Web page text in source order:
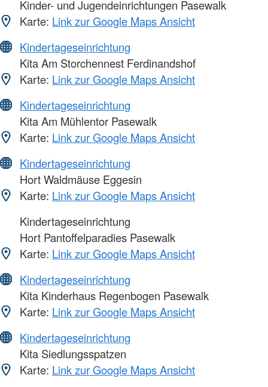
Kinder- und Jugendeinrichtungen Pasewalk
Karte: Link zur Google Maps Ansicht
Kindertageseinrichtung
Kita Am Storchennest Ferdinandshof
Karte: Link zur Google Maps Ansicht
Kindertageseinrichtung
Kita Am Mühlentor Pasewalk
Karte: Link zur Google Maps Ansicht
Kindertageseinrichtung
Hort Waldmäuse Eggesin
Karte: Link zur Google Maps Ansicht
Kindertageseinrichtung
Hort Pantoffelparadies Pasewalk
Karte: Link zur Google Maps Ansicht
Kindertageseinrichtung
Kita Kinderhaus Regenbogen Pasewalk
Karte: Link zur Google Maps Ansicht
Kindertageseinrichtung
Kita Siedlungsspatzen
Karte: Link zur Google Maps Ansicht